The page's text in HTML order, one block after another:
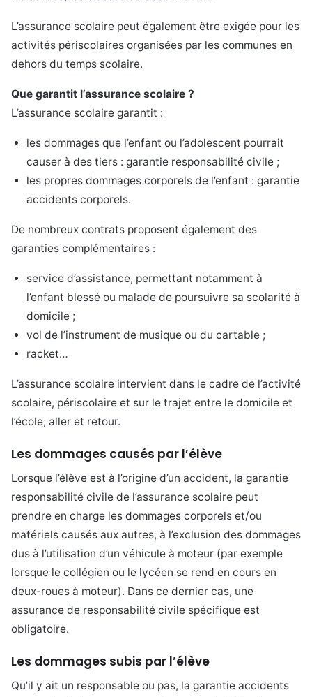
L’assurance scolaire peut également être exigée pour les
activités périscolaires organisées par les communes en
dehors du temps scolaire.
Que garantit l’assurance scolaire ?
L’assurance scolaire garantit :
les dommages que l’enfant ou l’adolescent pourrait
causer à des tiers : garantie responsabilité civile ;
les propres dommages corporels de l’enfant : garantie
accidents corporels.
De nombreux contrats proposent également des
garanties complémentaires :
service d’assistance, permettant notamment à
l’enfant blessé ou malade de poursuivre sa scolarité à
domicile ;
vol de l’instrument de musique ou du cartable ;
racket…
L’assurance scolaire intervient dans le cadre de l’activité
scolaire, périscolaire et sur le trajet entre le domicile et
l’école, aller et retour.
Les dommages causés par l’élève
Lorsque l’élève est à l’origine d’un accident, la garantie
responsabilité civile de l’assurance scolaire peut
prendre en charge les dommages corporels et/ou
matériels causés aux autres, à l’exclusion des dommages
dus à l’utilisation d’un véhicule à moteur (par exemple
lorsque le collégien ou le lycéen se rend en cours en
deux-roues à moteur). Dans ce dernier cas, une
assurance de responsabilité civile spécifique est
obligatoire.
Les dommages subis par l’élève
Qu’il y ait un responsable ou pas, la garantie accidents